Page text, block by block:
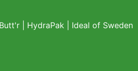
| HydraPak| Ideal of Sweden